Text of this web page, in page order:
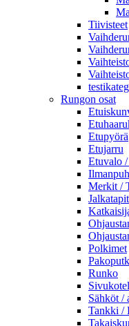
Tiivisteet
Rungon osat
Etupyörä
Etujarru
Etuvalo
Merkit /
Jalkatapit
Polkimet
Runko
Sähköt /
Tankki /